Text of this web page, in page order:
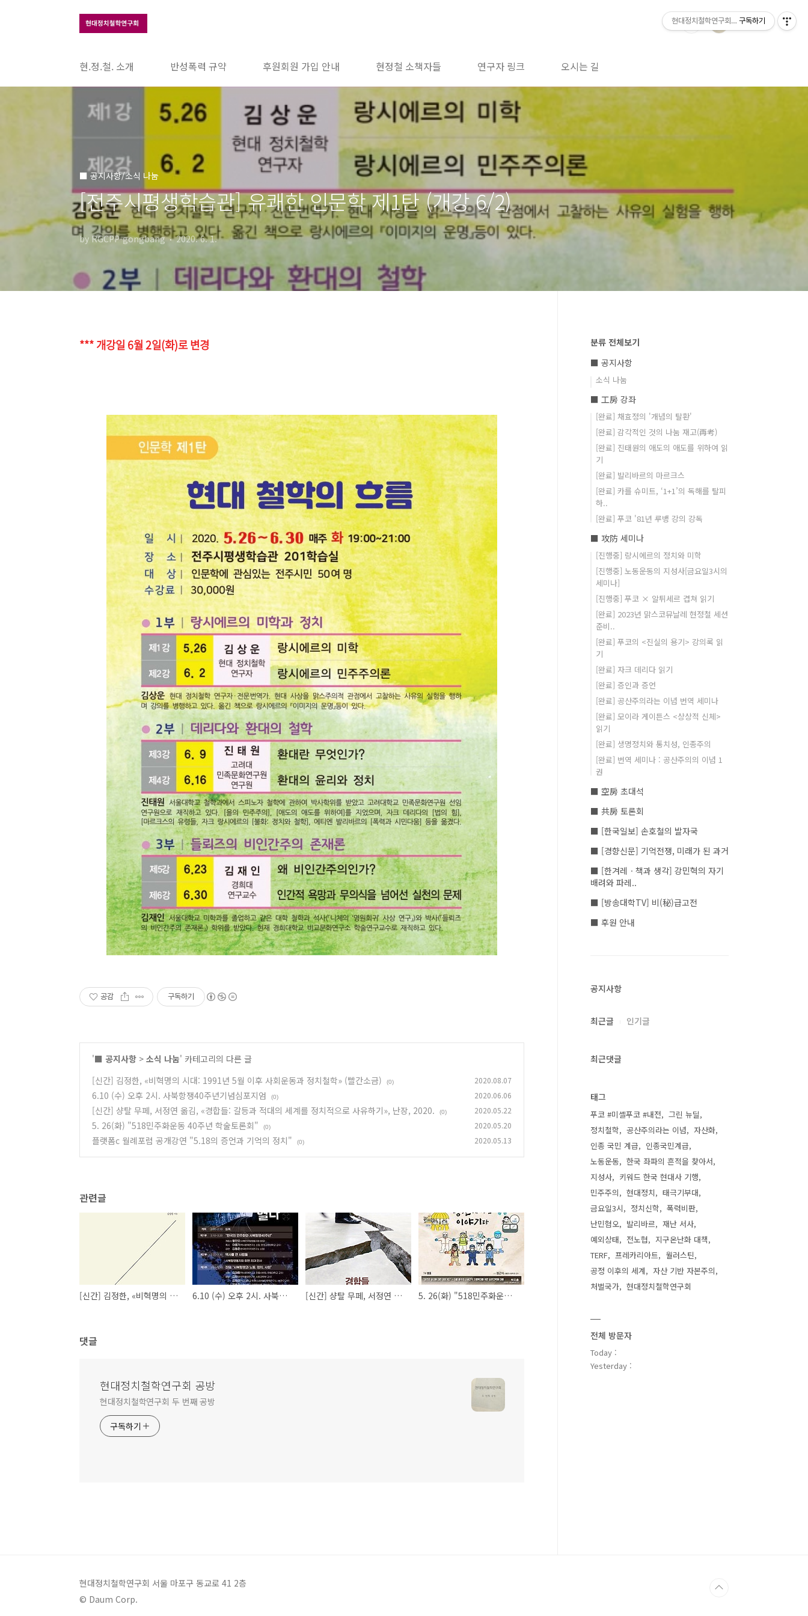
현.정.철. 소개 반성폭력 규약 후원회원 가입 안내 현정철 소책자들 연구자 링크 오시는 길
■ 공지사항/소식 나눔
[전주시평생학습관] 유쾌한 인문학 제1탄 (개강 6/2)
by RGCPP-gongbang 2020. 6. 1.
*** 개강일 6월 2일(화)로 변경
공감 구독하기
'■ 공지사항 > 소식 나눔' 카테고리의 다른 글
[신간] 김정한, «비혁명의 시대: 1991년 5월 이후 사회운동과 정치철학» (빨간소금)
(0) 2020.08.07
6.10 (수) 오후 2시. 사북항쟁40주년기념심포지엄 (0) 2020.06.06
[신간] 샹탈 무페, 서정연 옮김, «경합들: 갈등과 적대의 세계를 정치적으로 사유하기», 난장, 2020. (0) 2020.05.22
5. 26(화) "518민주화운동 40주년 학술토론회" (0) 2020.05.20
플랫폼c 월례포럼 공개강연 "5.18의 증언과 기억의 정치" (0) 2020.05.13
관련글
[신간] 김정한, «비혁명의 시대: 1991년 5월 이후 사회운동과 정치철학» (빨간소금) 6.10 (수) 오후 2시. 사북항쟁40주년기념심포지엄 [신간] 샹탈 무페, 서정연 옮김, «경합들: 갈등과 적대의 세계를 정치적으로 사유하기», 난장, 2020. 5. 26(화) "518민주화운동 40주년 학술토론회"
댓글
현대정치철학연구회 공방
현대정치철학연구회 두 번째 공방
구독하기
분류 전체보기
■ 공지사항
소식 나눔
■ 工房 강좌
[완료] 채효정의 '개념의 탈환'
[완료] 감각적인 것의 나눔 재고(再考)
[완료] 진태원의 애도의 애도를 위하여 읽
기
[완료] 발리바르의 마르크스
[완료] 카를 슈미트, ‘1+1’의 독해를 탈피
하..
[완료] 푸코 '81년 루뱅 강의 강독
■ 攻防 세미나
[진행중] 랑시에르의 정치와 미학
[진행중] 노동운동의 지성사[금요일3시의
세미나]
[진행중] 푸코 × 알튀세르 겹쳐 읽기
[완료] 2023년 맑스코뮤날레 현정철 세션
준비..
[완료] 푸코의 <진실의 용기> 강의록 읽
기
[완료] 자크 데리다 읽기
[완료] 증인과 증언
[완료] 공산주의라는 이념 번역 세미나
[완료] 모이라 게이튼스 <상상적 신체>
읽기
[완료] 생명정치와 통치성, 인종주의
[완료] 번역 세미나 : 공산주의의 이념 1
권
■ 空房 초대석
■ 共房 토론회
■ [한국일보] 손호철의 발자국
■ [경향신문] 기억전쟁, 미래가 된 과거
■ [한겨레ㆍ책과 생각] 강민혁의 자기
배려와 파레..
■ [방송대학TV] 비(秘)급고전
■ 후원 안내
공지사항
최근글 인기글
최근댓글
태그
푸코 #미셸푸코 #내전
그린 뉴딜
정치철학
공산주의라는 이념
자산화
인종 국민 계급
인종국민계급
노동운동
한국 좌파의 흔적을 찾아서
지성사
키워드 한국 현대사 기행
민주주의
현대정치
태극기부대
금요일3시
정치신학
폭력비판
난민혐오
발리바르
재난 서사
예외상태
전노협
지구온난화 대책
TERF
프레카리아트
월러스틴
공정 이후의 세계
자산 기반 자본주의
처벌국가
현대정치철학연구회
전체 방문자
Today :
Yesterday :
현대정치철학연구회 서울 마포구 동교로 41 2층
© Daum Corp.
현대정치철학연구회 공방구독하기